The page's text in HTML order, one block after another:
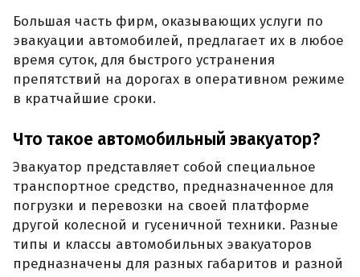
Большая часть фирм, оказывающих услуги по
эвакуации автомобилей, предлагает их в любое
время суток, для быстрого устранения
препятствий на дорогах в оперативном режиме
в кратчайшие сроки.
Что такое автомобильный эвакуатор?
Эвакуатор представляет собой специальное
транспортное средство, предназначенное для
погрузки и перевозки на своей платформе
другой колесной и гусеничной техники. Разные
типы и классы автомобильных эвакуаторов
предназначены для разных габаритов и разной